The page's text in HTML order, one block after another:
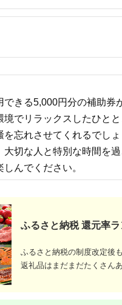
ッ
宮崎県 都城市
ラブ購入補助券
C701_(都城市) ゴルフ
ップ ゼクシオ スリク
チケット 購入補助券
アイアン ドライバー
ハイブリッド ウエッ
5.0
寄付金額: 1,000,000 円
群
周
さ
寄付
きる5,000円分の補助券
境でリラックスしたひと
を忘れさせてくれるでし
切な人と特別な時間を
んでください。
ふるさと納税 還元率
ふるさと納税の制度改定後
返礼品はまだまだたくさん